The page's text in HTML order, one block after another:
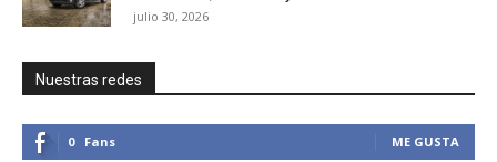
julio 30, 2026
Nuestras redes
0 Fans ME GUSTA